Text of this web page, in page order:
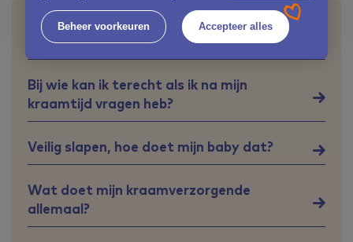
Beheer voorkeuren Accepteer alles
Krijg ik ook kraamzorg als ik vanwege een
keizersnede in het ziekenhuis heb gelegen?
Bij wie kan ik terecht als ik na mijn
kraamtijd vragen heb?
Veilig slapen, hoe doet mijn baby dat?
Wat doet mijn kraamverzorgende
allemaal?